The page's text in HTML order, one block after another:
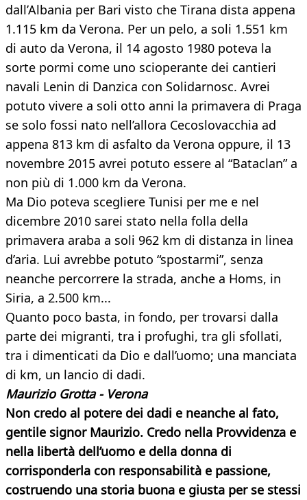
dall’Albania per Bari visto che Tirana dista appena
1.115 km da Verona. Per un pelo, a soli 1.551 km
di auto da Verona, il 14 agosto 1980 poteva la
sorte pormi come uno scioperante dei cantieri
navali Lenin di Danzica con Solidarnosc. Avrei
potuto vivere a soli otto anni la primavera di Praga
se solo fossi nato nell’allora Cecoslovacchia ad
appena 813 km di asfalto da Verona oppure, il 13
novembre 2015 avrei potuto essere al “Bataclan” a
non più di 1.000 km da Verona.
Ma Dio poteva scegliere Tunisi per me e nel
dicembre 2010 sarei stato nella folla della
primavera araba a soli 962 km di distanza in linea
d’aria. Lui avrebbe potuto “spostarmi”, senza
neanche percorrere la strada, anche a Homs, in
Siria, a 2.500 km...
Quanto poco basta, in fondo, per trovarsi dalla
parte dei migranti, tra i profughi, tra gli sfollati,
tra i dimenticati da Dio e dall’uomo; una manciata
di km, un lancio di dadi.
Maurizio Grotta - Verona
Non credo al potere dei dadi e neanche al fato,
gentile signor Maurizio. Credo nella Provvidenza e
nella libertà dell’uomo e della donna di
corrisponderla con responsabilità e passione,
costruendo una storia buona e giusta per se stessi